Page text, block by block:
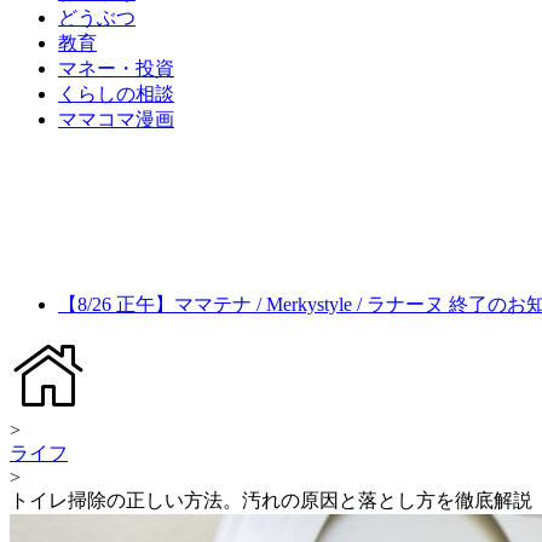
どうぶつ
教育
マネー・投資
くらしの相談
ママコマ漫画
【8/26 正午】ママテナ / Merkystyle / ラナーヌ 終了のお
>
ライフ
>
トイレ掃除の正しい方法。汚れの原因と落とし方を徹底解説